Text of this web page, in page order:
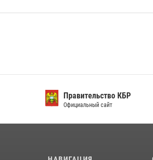
Правительство КБР
Официальный сайт